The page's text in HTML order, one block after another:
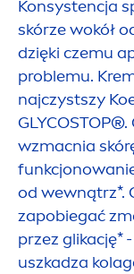
Konsystencja
skórze wokół
dzięki czemu
problemu.
najczystszy
GLYCOSTOP®.
wzmacnia
od wewnątrz*.
zapobiegać
przez glikację*
uszkadza